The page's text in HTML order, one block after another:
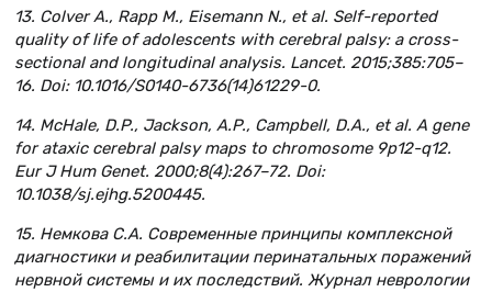
13. Colver A., Rapp M., Eisemann N., et al. Self-reported
quality of life of adolescents with cerebral palsy: a cross-
sectional and longitudinal analysis. Lancet. 2015;385:705–
16. Doi: 10.1016/S0140-6736(14)61229-0.
14. McHale, D.P., Jackson, A.P., Campbell, D.A., et al. A gene
for ataxic cerebral palsy maps to chromosome 9p12-q12.
Eur J Hum Genet. 2000;8(4):267–72. Doi:
10.1038/sj.ejhg.5200445.
15. Немкова С.А. Современные принципы комплексной
диагностики и реабилитации перинатальных поражений
нервной системы и их последствий. Журнал неврологии